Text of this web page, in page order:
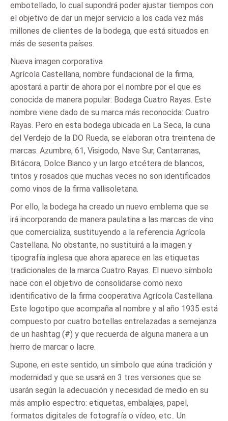
embotellado, lo cual supondrá poder ajustar tiempos con
el objetivo de dar un mejor servicio a los cada vez más
millones de clientes de la bodega, que está situados en
más de sesenta países.
Nueva imagen corporativa
Agrícola Castellana, nombre fundacional de la firma,
apostará a partir de ahora por el nombre por el que es
conocida de manera popular: Bodega Cuatro Rayas. Este
nombre viene dado de su marca más reconocida: Cuatro
Rayas. Pero en esta bodega ubicada en La Seca, la cuna
del Verdejo de la DO Rueda, se elaboran otra treintena de
marcas. Azumbre, 61, Visigodo, Nave Sur, Cantarranas,
Bitácora, Dolce Bianco y un largo etcétera de blancos,
tintos y rosados que muchas veces no son identificados
como vinos de la firma vallisoletana.
Por ello, la bodega ha creado un nuevo emblema que se
irá incorporando de manera paulatina a las marcas de vino
que comercializa, sustituyendo a la referencia Agrícola
Castellana. No obstante, no sustituirá a la imagen y
tipografía inglesa que ahora aparece en las etiquetas
tradicionales de la marca Cuatro Rayas. El nuevo símbolo
nace con el objetivo de consolidarse como nexo
identificativo de la firma cooperativa Agrícola Castellana.
Este logotipo que acompaña al nombre y al año 1935 está
compuesto por cuatro botellas entrelazadas a semejanza
de un hashtag (#) y que recuerda de alguna manera a un
hierro de marcar o lacre.
Supone, en este sentido, un símbolo que aúna tradición y
modernidad y que se usará en 3 tres versiones que se
usarán según la adecuación y necesidad de medio en su
más amplio espectro: etiquetas, embalajes, papel,
formatos digitales de fotografía o vídeo, etc.. Un